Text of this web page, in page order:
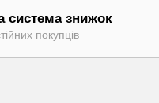
система знижок
покупців